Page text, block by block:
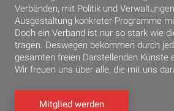
Verbänden, mit Politik und
Ausgestaltung konkreter Programme
Doch ein Verband ist nur so stark wie
tragen. Deswegen bekommen durch
gesamten freien Darstellenden Künste
Wir freuen uns über alle, die mit uns
Mitglied werden